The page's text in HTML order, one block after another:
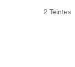
2 Teintes